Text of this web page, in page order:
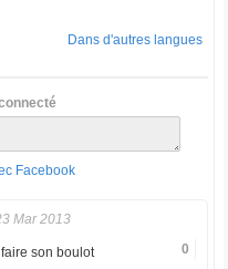
Dans d'autres langues
Facebook
Mar 2013
0
son boulot